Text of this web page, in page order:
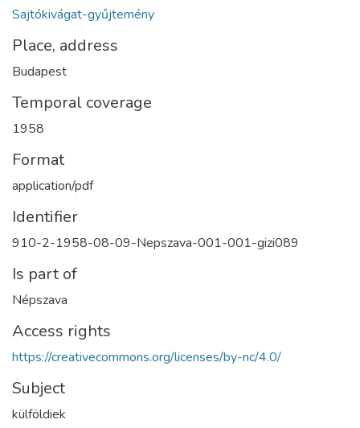
Sajtókivágat-gyűjtemény
Place, address
Budapest
Temporal coverage
1958
Format
application/pdf
Identifier
910-2-1958-08-09-Nepszava-001-001-gizi089
Is part of
Népszava
Access rights
https://creativecommons.org/licenses/by-nc/4.0/
Subject
külföldiek